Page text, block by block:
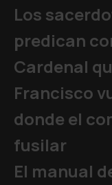
Los
predican
Cardenal
Francisco
donde el
fusilar
El manual